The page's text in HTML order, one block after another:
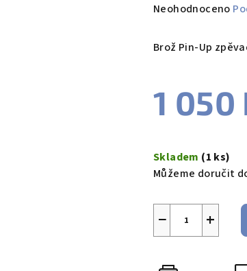
Průměrné
produktu
z
Neohodnoceno
Brož Pin-Up
1 050
cena:
Skladem (1 ks)
Můžeme doručit
+
−